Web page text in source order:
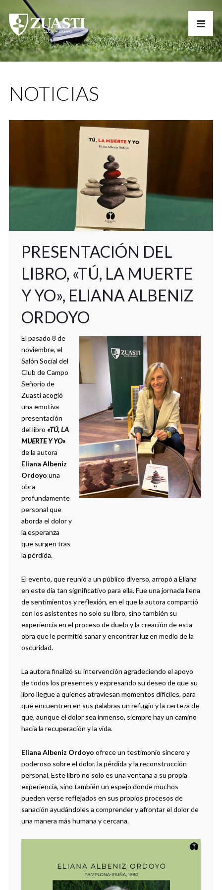
NOTICIAS
PRESENTACIÓN DEL
LIBRO, «TÚ, LA MUERTE
Y YO», ELIANA ALBENIZ
ORDOYO
El pasado 8 de
noviembre, el
Salón Social del
Club de Campo
Señorío de
Zuasti acogió
una emotiva
presentación
del libro «TÚ, LA
MUERTE Y YO»
de la autora
Eliana Albeniz
Ordoyo una
obra
profundamente
personal que
aborda el dolor y
la esperanza
que surgen tras
la pérdida.
El evento, que reunió a un público diverso, arropó a Eliana
en este día tan significativo para ella. Fue una jornada llena
de sentimientos y reflexión, en el que la autora compartió
con los asistentes no solo su libro, sino también su
experiencia en el proceso de duelo y la creación de esta
obra que le permitió sanar y encontrar luz en medio de la
oscuridad.
La autora finalizó su intervención agradeciendo el apoyo
de todos los presentes y expresando su deseo de que su
libro llegue a quienes atraviesan momentos difíciles, para
que encuentren en sus palabras un refugio y la certeza de
que, aunque el dolor sea inmenso, siempre hay un camino
hacia la recuperación y la vida.
Eliana Albeniz Ordoyo ofrece un testimonio sincero y
poderoso sobre el dolor, la pérdida y la reconstrucción
personal. Este libro no solo es una ventana a su propia
experiencia, sino también un espejo donde muchos
pueden verse reflejados en sus propios procesos de
sanación ayudándoles a comprender y afrontar el dolor de
una manera más humana y cercana.